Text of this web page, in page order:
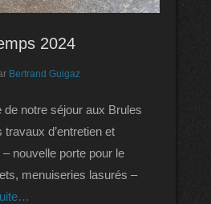
2024
Bertrand Guigaz
de notre séjour aux Brules
travaux d’entretien et
nouvelle porte pour le
menuiseries lasurés –